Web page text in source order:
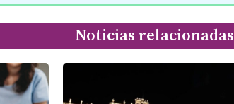
Noticias relacionadas